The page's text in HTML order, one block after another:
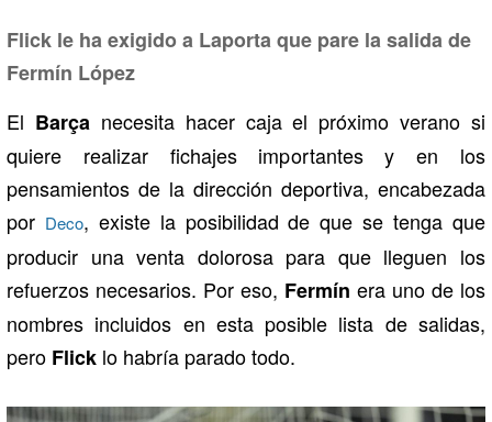
Flick le ha exigido a Laporta que pare la salida de
Fermín López
El Barça necesita hacer caja el próximo verano si
quiere realizar fichajes importantes y en los
pensamientos de la dirección deportiva, encabezada
por Deco, existe la posibilidad de que se tenga que
producir una venta dolorosa para que lleguen los
refuerzos necesarios. Por eso, Fermín era uno de los
nombres incluidos en esta posible lista de salidas,
pero Flick lo habría parado todo.